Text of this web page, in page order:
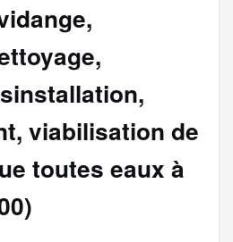
viabilisation de
toutes eaux à